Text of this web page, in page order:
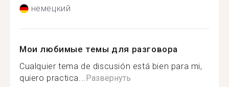
немецкий
Мои любимые темы для разговора
Cualquier tema de discusión está bien para mi,
quiero practica...Развернуть